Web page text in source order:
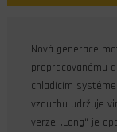
Nová generace
propracovanému
chladícím
vzduchu udržuje
verze „Long“ je